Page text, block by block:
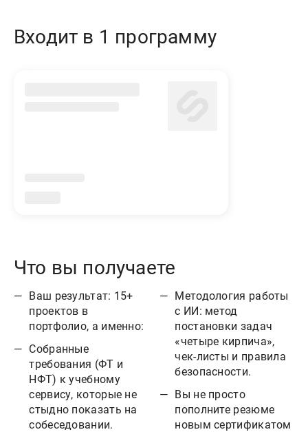
Входит в 1 программу
Что вы получаете
Ваш результат: 15+
проектов в
портфолио, а именно:
Собранные
требования (ФТ и
НФТ) к учебному
сервису, которые не
стыдно показать на
собеседовании.
Методология работы
с ИИ: метод
постановки задач
«четыре кирпича»,
чек-листы и правила
безопасности.
Вы не просто
пополните резюме
новым сертификатом